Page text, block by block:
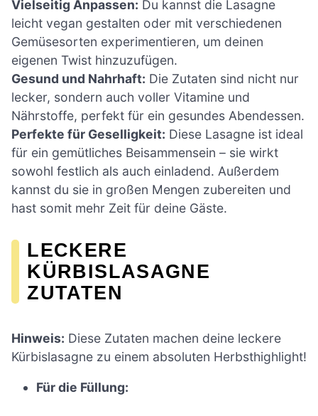
Vielseitig Anpassen: Du kannst die Lasagne
leicht vegan gestalten oder mit verschiedenen
Gemüsesorten experimentieren, um deinen
eigenen Twist hinzuzufügen.
Gesund und Nahrhaft: Die Zutaten sind nicht nur
lecker, sondern auch voller Vitamine und
Nährstoffe, perfekt für ein gesundes Abendessen.
Perfekte für Geselligkeit: Diese Lasagne ist ideal
für ein gemütliches Beisammensein – sie wirkt
sowohl festlich als auch einladend. Außerdem
kannst du sie in großen Mengen zubereiten und
hast somit mehr Zeit für deine Gäste.
LECKERE
KÜRBISLASAGNE
ZUTATEN
Hinweis: Diese Zutaten machen deine leckere
Kürbislasagne zu einem absoluten Herbsthighlight!
Für die Füllung: